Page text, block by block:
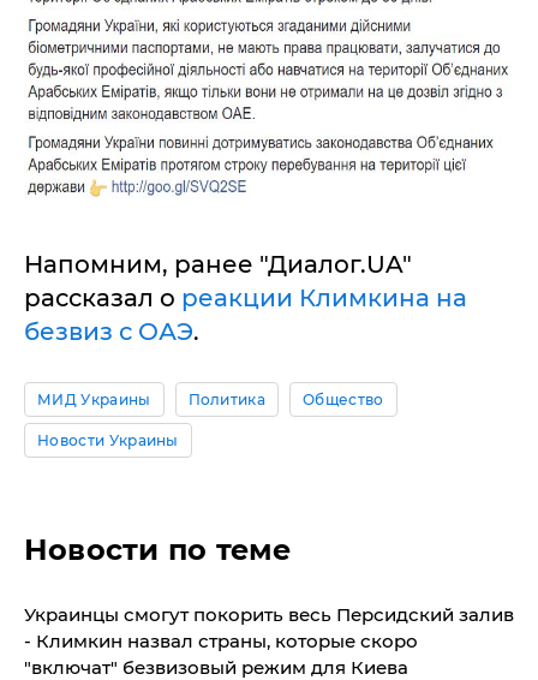
Напомним, ранее "Диалог.UA"
рассказал о реакции Климкина на
безвиз с ОАЭ.
МИД Украины Политика Общество
Новости Украины
Новости по теме
Украинцы смогут покорить весь Персидский залив
- Климкин назвал страны, которые скоро
"включат" безвизовый режим для Киева